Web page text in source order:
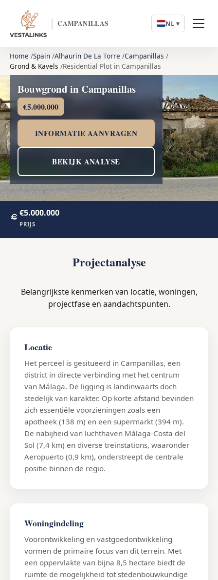
CAMPANILLAS NL ▾
Home Spain Alhaurin De La Torre Campanillas
Grond & Kavels Residential Plot in Campanillas
Bouwgrond in Campanillas
€5.000.000
INFORMATIE AANVRAGEN
BEKIJK ANALYSE
€5.000.000
PRIJS
Projectanalyse
Belangrijkste kenmerken van locatie, woningen,
projectfase en aandachtspunten.
Locatie
Het perceel is gesitueerd in Campanillas, een
district in directe verbinding met het centrum
van Málaga. De ligging is landinwaarts doch
stedelijk van karakter. Op korte afstand bevinden
zich essentiële voorzieningen zoals een
apotheek (138 m) en een supermarkt (394 m).
De nabijheid van luchthaven Málaga-Costa del
Sol (7,4 km) en diverse treinstations, waaronder
Aeropuerto (0,9 km), onderstreept de centrale
positie binnen de regio.
Woningindeling
Voorontwikkeling en vastgoedontwikkeling
vormen de primaire focus van dit terrein. Met
een oppervlakte van bijna 8,5 hectare biedt de
ruimte de mogelijkheid tot stedenbouwkundige